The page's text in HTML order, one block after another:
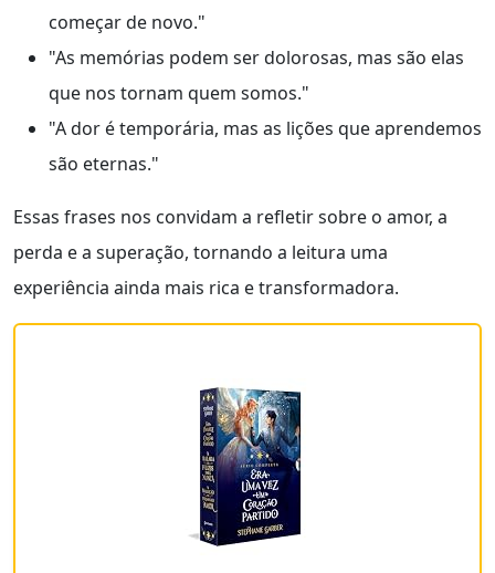
começar de novo."
"As memórias podem ser dolorosas, mas são elas
que nos tornam quem somos."
"A dor é temporária, mas as lições que aprendemos
são eternas."
Essas frases nos convidam a refletir sobre o amor, a
perda e a superação, tornando a leitura uma
experiência ainda mais rica e transformadora.